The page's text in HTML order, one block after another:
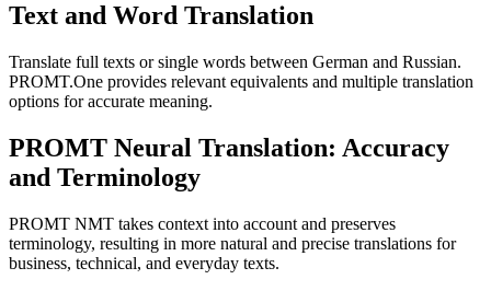
Text and Word Translation
Translate full texts or single words between German and Russian.
PROMT.One provides relevant equivalents and multiple translation
options for accurate meaning.
PROMT Neural Translation: Accuracy
and Terminology
PROMT NMT takes context into account and preserves
terminology, resulting in more natural and precise translations for
business, technical, and everyday texts.